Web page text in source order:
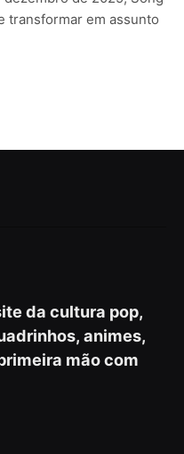
transformar em assunto
da cultura pop,
animes,
mão com